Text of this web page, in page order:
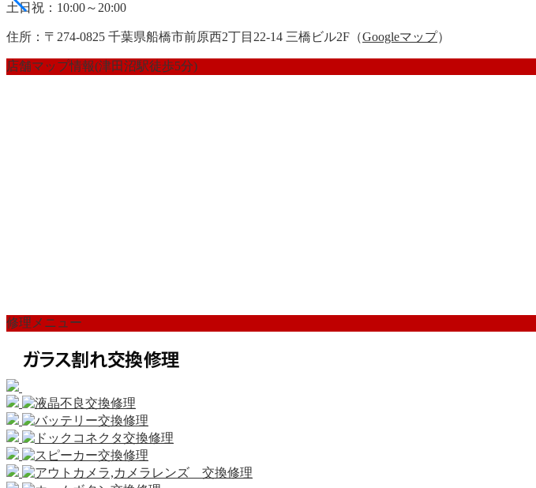
土日祝：10:00～20:00
住所：〒274-0825 千葉県船橋市前原西2丁目22-14 三橋ビル2F（Googleマップ）
店舗マップ情報(津田沼駅徒歩5分)
修理メニュー